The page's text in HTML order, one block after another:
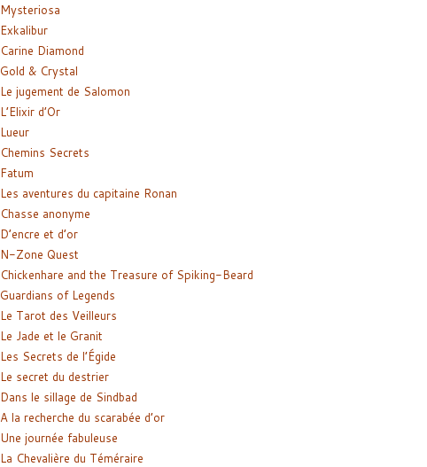
Mysteriosa
Exkalibur
Carine Diamond
Gold & Crystal
Le jugement de Salomon
L’Elixir d’Or
Lueur
Chemins Secrets
Fatum
Les aventures du capitaine Ronan
Chasse anonyme
D’encre et d’or
N-Zone Quest
Chickenhare and the Treasure of Spiking-Beard
Guardians of Legends
Le Tarot des Veilleurs
Le Jade et le Granit
Les Secrets de l’Égide
Le secret du destrier
Dans le sillage de Sindbad
A la recherche du scarabée d’or
Une journée fabuleuse
La Chevalière du Téméraire